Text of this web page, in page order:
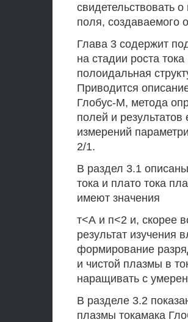
свидетельствовать
поля, создаваемого
Глава 3 содержит
на стадии роста
полоидальная
Приводится
Глобус-М, метода
полей и
измерений
2/1.
В раздел 3.1
тока и плато тока
имеют значения
т<А и п<2 и, скорее
результат изучения
формирование
и чистой плазмы в
наращивать с
В разделе 3.2
плазмы токамака